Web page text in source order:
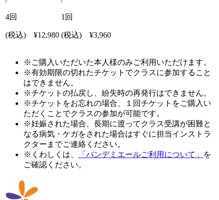
4回
(税込) ¥12,980
1回
(税込) ¥3,960
※ご購入いただいた本人様のみご利用いただけます。
※有効期限の切れたチケットでクラスに参加すること
はできません。
※チケットの払戻し、紛失時の再発行はできません。
※チケットをお忘れの場合、１回チケットをご購入い
ただくことでクラスの参加が可能です。
※妊娠された場合、長期に渡ってクラス受講が困難と
なる病気・ケガをされた場合はすぐに担当インストラ
クターまでご連絡ください。
※くわしくは、
「バンデミエールご利用について」
を
ご確認ください。